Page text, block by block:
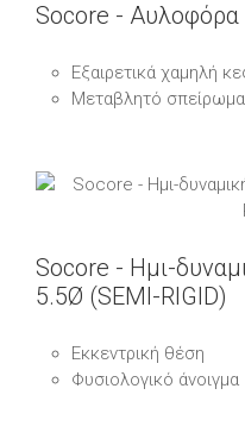
Socore - Αυλοφόρα
Εξαιρετικά χαμηλή
Μεταβλητό σπείρωμα
Socore - Ημι-
5.5Ø (SEMI-RIGID)
Εκκεντρική θέση
Φυσιολογικό άνοιγμα